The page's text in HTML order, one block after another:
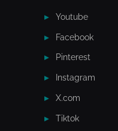
Youtube
Facebook
Pinterest
Instagram
X.com
Tiktok